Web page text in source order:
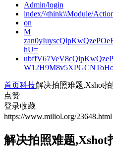
Admin/login
index/\\think\\Module/
on
M
hU=
首页科技解决拍照难题,Xshot
点赞
登录收藏
https://www.miliol.org/23648.html
解决拍照难题,Xshot